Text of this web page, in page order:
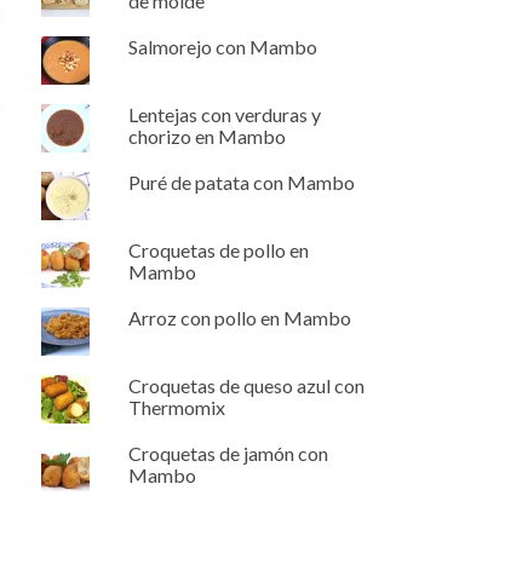
Salmorejo con Mambo
Lentejas con verduras y
chorizo en Mambo
Puré de patata con Mambo
Croquetas de pollo en
Mambo
Arroz con pollo en Mambo
Croquetas de queso azul con
Thermomix
Croquetas de jamón con
Mambo